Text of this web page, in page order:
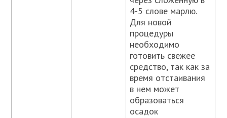
4-5 слове марлю.
Для новой
процедуры
необходимо
готовить свежее
средство, так как за
время отстаивания
в нем может
образоваться
осадок